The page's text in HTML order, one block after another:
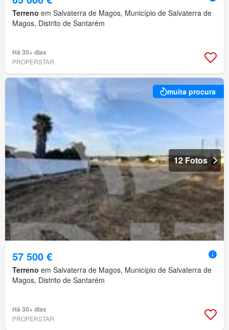
Terreno em Salvaterra de Magos, Município de Salvaterra de
Magos, Distrito de Santarém
Há 30+ dias
PROPERSTAR
muita procura
12 Fotos
57 500 €
Terreno em Salvaterra de Magos, Município de Salvaterra de
Magos, Distrito de Santarém
Há 30+ dias
PROPERSTAR